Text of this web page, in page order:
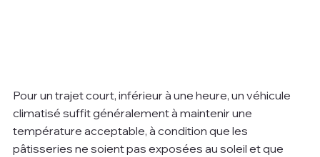
Pour un trajet court, inférieur à une heure, un véhicule
climatisé suffit généralement à maintenir une
température acceptable, à condition que les
pâtisseries ne soient pas exposées au soleil et que